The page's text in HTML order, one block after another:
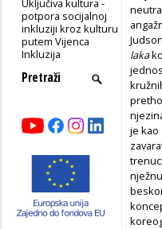
potpora socijalnoj
inkluziji kroz kulturu
putem Vijenca
Inkluzija
laka
je kao